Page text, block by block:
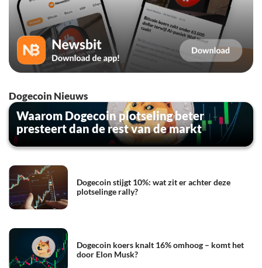
Dogecoin Nieuws
Waarom Dogecoin plotseling beter
presteert dan de rest van de markt
Dogecoin stijgt 10%: wat zit er achter deze
plotselinge rally?
Dogecoin koers knalt 16% omhoog – komt het
door Elon Musk?